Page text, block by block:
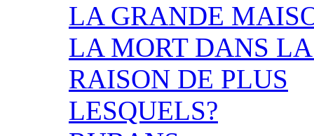
LA GRANDE
LA MORT DANS
RAISON DE PLUS
LESQUELS?